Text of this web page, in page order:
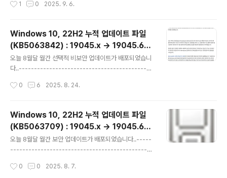
매월 두번째 수요일 (보안 / 비보안 업데이트) --- 자동 업데이트 (이전 업데이트 모
--- 자동 업데이트 [선택적 업데이트] 항목에 나타남 (Windows 10 20H2 및 21
H2에 대한 선택적 업데이트가 더 이상 없습니다.)대역 외(OOB) 업데이트 : 새로 발
견된 문제나 취약성을..
1 0 2025. 9. 6.
Windows 10, 22H2 누적 업데이트 파일
(KB5063842) : 19045.x → 19045.62
82 (= 일반 사용자용 8월 선택적 비보안 업
데이트)
오늘 8월달 월간 선택적 비보안 업데이트가 배포되었습니
다..--------------------------------------------
-----------------------------------------------
포함)선택적 비보안 업데이트 : 매월 네번째 수요일 (비보
안 버그 수정 업데이트) --- 자동 업데이트 [선택적 업데이
트] 항목에 나타남 (Windows 10 20H2 및 21H2에 대
한 선택적 업데이트가 더 이상 없습니다.)대역 외(OOB) 업
0 6 2025. 8. 24.
Windows 10, 22H2 누적 업데이트 파일
(KB5063709) : 19045.x → 19045.621
6 [2xHx, 1809, 1607, 1507 버전 포함]
(= 8월 일반 사용자용 월간 보안 업데이트)
오늘 8월달 월간 보안 업데이트가 배포되었습니다..-----
-----------------------------------------------
----------------------------------------------
0 0 2025. 8. 7.